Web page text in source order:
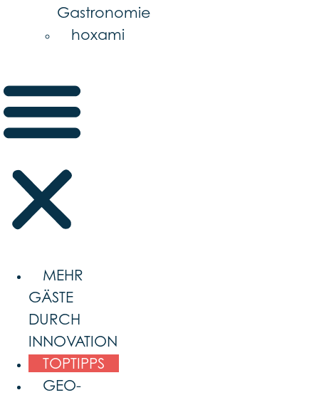
Gastronomie
hoxami
MEHR
GÄSTE
DURCH
INNOVATION
TOPTIPPS
GEO-